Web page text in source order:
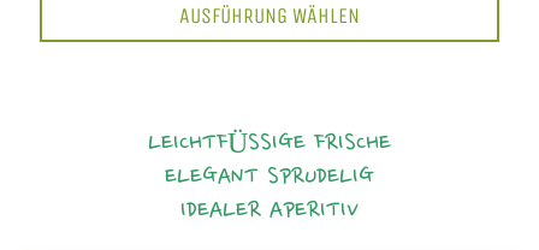
AUSFÜHRUNG WÄHLEN
LEICHTFÜSSIGE FRISCHE
ELEGANT SPRUDELIG
IDEALER APERITIV